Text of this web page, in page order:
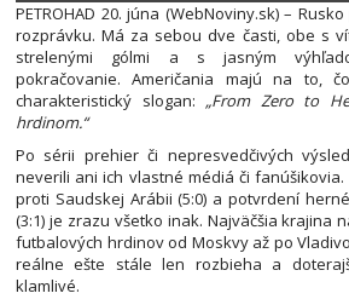
PETROHAD 20. júna (WebNoviny.sk) –
rozprávku. Má za sebou dve časti, obe s
strelenými gólmi a s jasným
pokračovanie. Američania majú na to,
charakteristický slogan: „From Zero to
hrdinom.“
Po sérii prehier či nepresvedčivých
neverili ani ich vlastné médiá či
proti Saudskej Arábii (5:0) a potvrdení
(3:1) je zrazu všetko inak. Najväčšia krajina
futbalových hrdinov od Moskvy až po
reálne ešte stále len rozbieha a
klamlivé.